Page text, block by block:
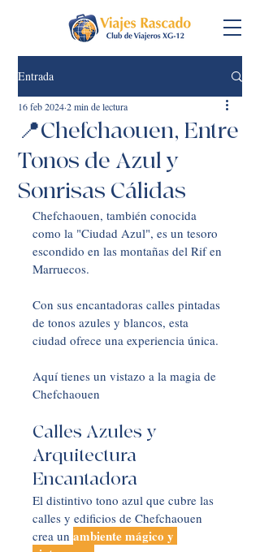
Entrada
📍Chefchaouen, Entre
Tonos de Azul y
Sonrisas Cálidas
16 feb 20242 min de lectura
Chefchaouen, también conocida
como la "Ciudad Azul", es un tesoro
escondido en las montañas del Rif en
Marruecos.
Con sus encantadoras calles pintadas
de tonos azules y blancos, esta
ciudad ofrece una experiencia única.
Aquí tienes un vistazo a la magia de
Chefchaouen
Calles Azules y
Arquitectura
Encantadora
El distintivo tono azul que cubre las
calles y edificios de Chefchaouen
crea un ambiente mágico y